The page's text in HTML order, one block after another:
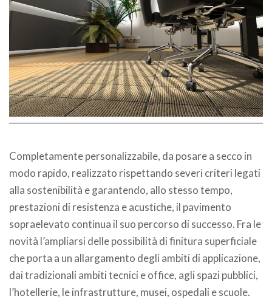
Completamente personalizzabile, da posare a secco in
modo rapido, realizzato rispettando severi criteri legati
alla sostenibilità e garantendo, allo stesso tempo,
prestazioni di resistenza e acustiche, il pavimento
sopraelevato continua il suo percorso di successo. Fra le
novità l’ampliarsi delle possibilità di finitura superficiale
che porta a un allargamento degli ambiti di applicazione,
dai tradizionali ambiti tecnici e office, agli spazi pubblici,
l’hotellerie, le infrastrutture, musei, ospedali e scuole.